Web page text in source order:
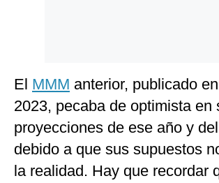
El MMM anterior, publicado
2023, pecaba de optimista en
proyecciones de ese año y
debido a que sus supuestos
la realidad. Hay que recordar